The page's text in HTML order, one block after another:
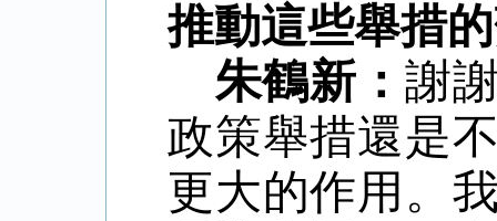
推動這些舉措
朱鶴新：謝
政策舉措還是
更大的作用。